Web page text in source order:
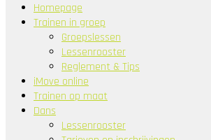
Homepage
Trainen in groep
Groepslessen
Lessenrooster
Reglement & Tips
iMove online
Trainen op maat
Dans
Lessenrooster